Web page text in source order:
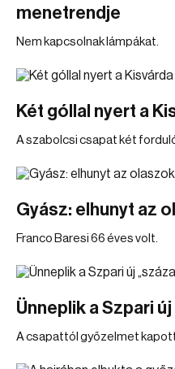
menetrendje
Nem kapcsolnak lámpákat.
Két góllal nyert a
A szabolcsi csapat két
Gyász: elhunyt az
Franco Baresi 66 éves volt.
Ünneplik a Szpari
A csapattól győzelmet